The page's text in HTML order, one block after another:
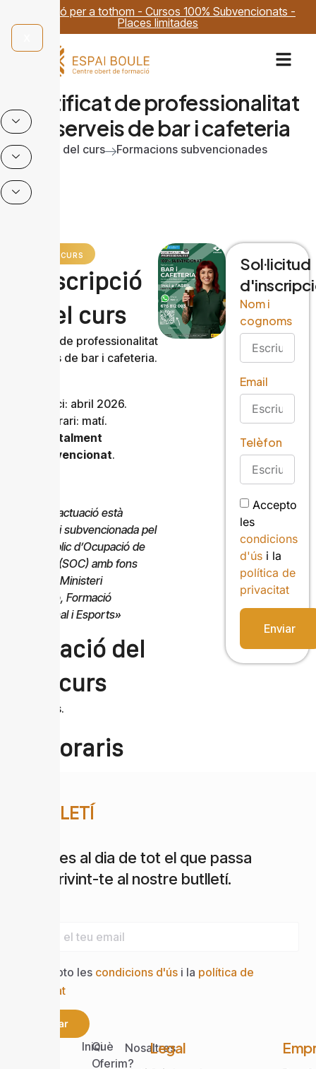
Formació per a tothom - Cursos 100% Subvencionats -
Places limitades
Certificat de professionalitat
en serveis de bar i cafeteria
Categoria del curs Formacions subvencionades
SOBRE EL CURS
Descripció
del curs
Certificat de professionalitat
en serveis de bar i cafeteria.
– Inici: abril 2026.
– Horari: matí.
Totalment
subvencionat.
Aquesta actuació està
impulsada i subvencionada pel
Servei Públic d’Ocupació de
Catalunya (SOC) amb fons
rebuts del Ministeri
d’Educació, Formació
Professional i Esports»
Duració del
curs
640 hores.
Horaris
Sol·licitud
Nom i
cognoms
Email
Telèfon
Accepto
les
condicions
d'úsi la
política de
privacitat
Enviar
BUTLLETÍ
Estigues al dia de tot el que passa
subscrivint-te al nostre butlletí.
Accepto les condicions d'ús i la política de
privacitat
Enviar
IniciQuè
Oferim?
Nosaltres
Legal